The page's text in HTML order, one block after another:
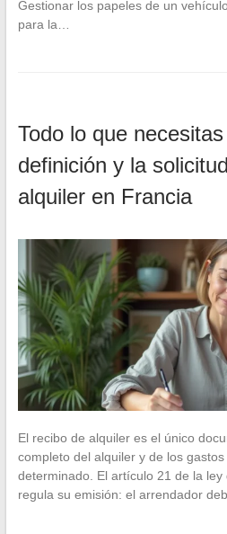
Gestionar los papeles de un
para la…
Todo lo que
definición y la
alquiler en Francia
El recibo de alquiler es el único
completo del alquiler y de los
determinado. El artículo 21 de la ley
regula su emisión: el arrendador